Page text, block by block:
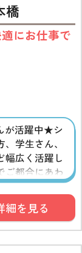
橋
適にお仕事で
が活躍中★シ
学生さん、
幅広く活躍し
ご都合にあわ
だけます。報
1日4〜8時間
能です！
細を見る